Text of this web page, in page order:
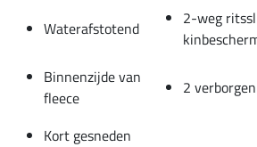
Waterafstotend
2-weg
Binnenzijde van
fleece
2
Kort gesneden